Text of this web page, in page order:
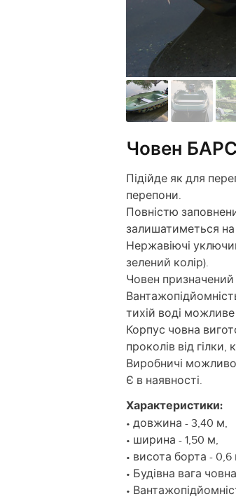
Човен
Підійде як для
перепони.
Повністю
залишатиметься на
Нержавіючі
зелений колір).
Човен призначений
тихій воді
Корпус човна
проколів від гілки,
Виробничі
Є в наявності.
Характеристики:
• довжина - 3,40 м,
• ширина - 1,50 м,
• висота борта - 0,6
• Будівна вага
•